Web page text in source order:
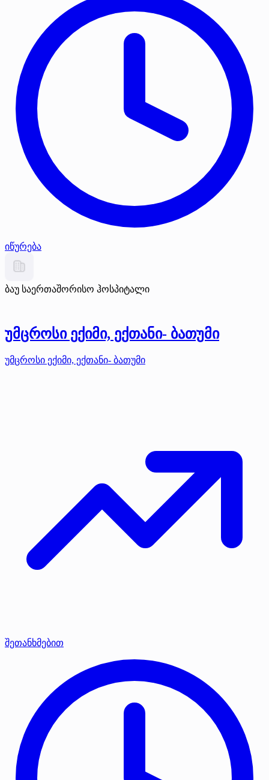
იწურება
ბაუ საერთაშორისო ჰოსპიტალი
უმცროსი ექიმი, ექთანი- ბათუმი
უმცროსი ექიმი, ექთანი- ბათუმი
შეთანხმებით